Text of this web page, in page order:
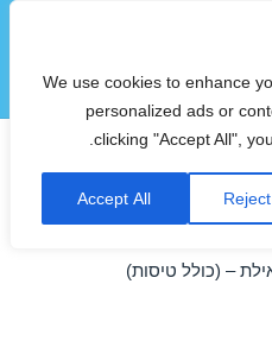
We use cookies to enhance
personalized ads or
clicking "Accept All",
Accept All
תפריטים
ווידג'טים
פלמה –
– (כולל טיסות)